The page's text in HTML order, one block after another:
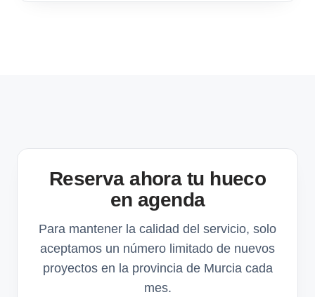
Reserva ahora tu hueco
en agenda
Para mantener la calidad del servicio, solo
aceptamos un número limitado de nuevos
proyectos en la provincia de Murcia cada
mes.